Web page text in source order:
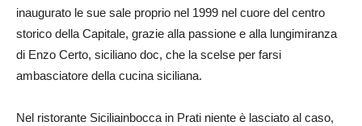
inaugurato le sue sale proprio nel 1999 nel cuore del centro
storico della Capitale, grazie alla passione e alla lungimiranza
di Enzo Certo, siciliano doc, che la scelse per farsi
ambasciatore della cucina siciliana.
Nel ristorante Siciliainbocca in Prati niente è lasciato al caso,